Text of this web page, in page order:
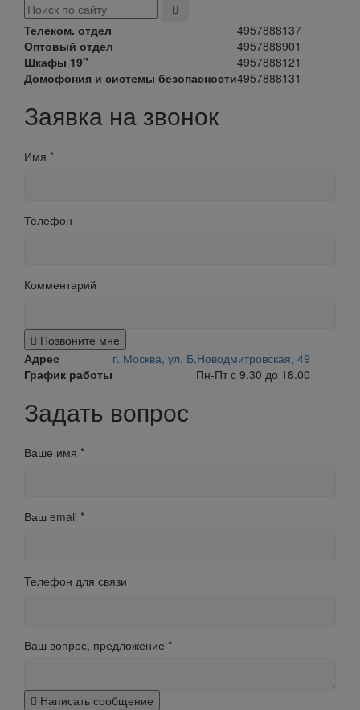
Телеком. отдел
4957888137
Оптовый отдел
4957888901
Шкафы 19"
4957888121
Домофония и системы безопасности4957888131
Заявка на звонок
Имя *
Телефон
Комментарий
Позвоните мне
Адрес
г. Москва, ул. Б.Новодмитровская, 49
График работы
Пн-Пт с 9.30 до 18.00
Задать вопрос
Ваше имя *
Ваш email *
Телефон для связи
Ваш вопрос, предложение *
Написать сообщение